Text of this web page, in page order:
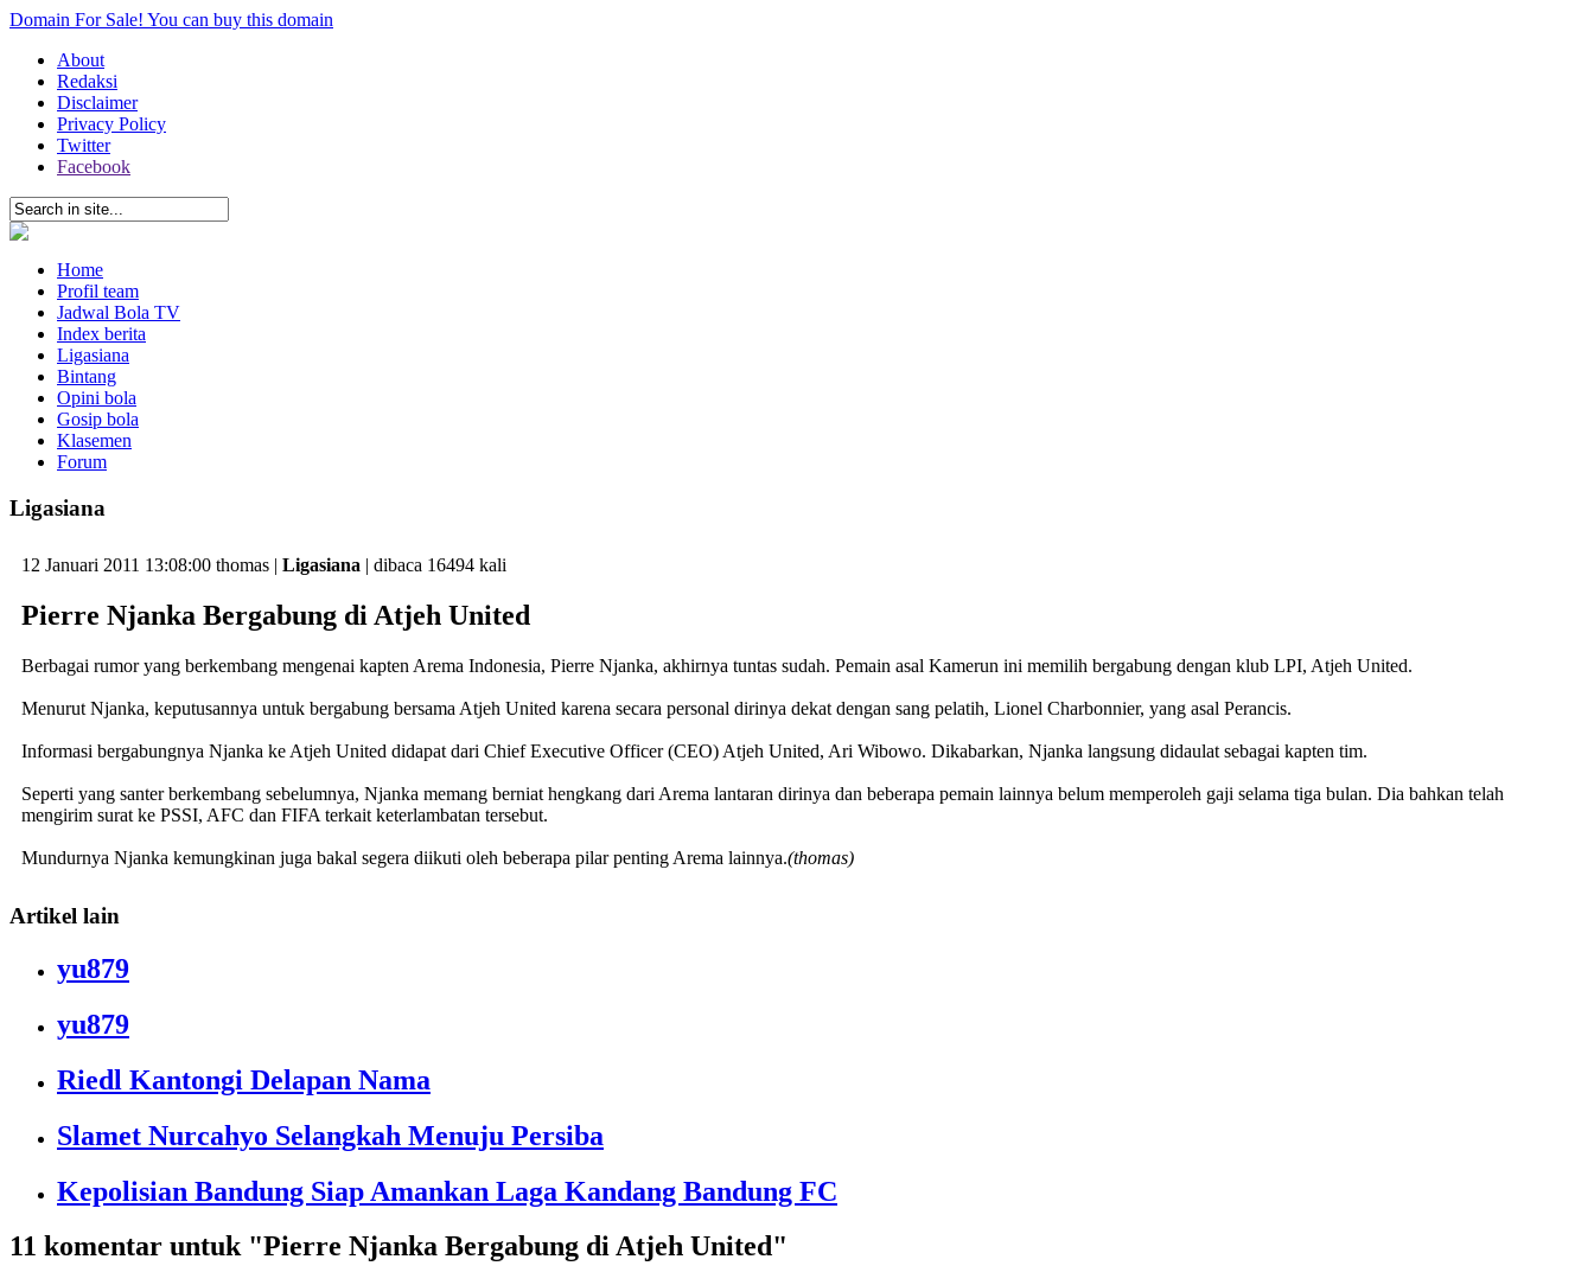
Domain For Sale! You can buy this domain
About
Redaksi
Disclaimer
Privacy Policy
Twitter
Facebook
Home
Profil team
Jadwal Bola TV
Index berita
Ligasiana
Bintang
Opini bola
Gosip bola
Klasemen
Forum
Ligasiana
12 Januari 2011 13:08:00 thomas | Ligasiana | dibaca 16494 kali
Pierre Njanka Bergabung di Atjeh United
Berbagai rumor yang berkembang mengenai kapten Arema Indonesia, Pierre Njanka, akhirnya tuntas sudah. Pemain asal Kamerun ini memilih bergabung dengan klub LPI, Atjeh United.
Menurut Njanka, keputusannya untuk bergabung bersama Atjeh United karena secara personal dirinya dekat dengan sang pelatih, Lionel Charbonnier, yang asal Perancis.
Informasi bergabungnya Njanka ke Atjeh United didapat dari Chief Executive Officer (CEO) Atjeh United, Ari Wibowo. Dikabarkan, Njanka langsung didaulat sebagai kapten tim.
Seperti yang santer berkembang sebelumnya, Njanka memang berniat hengkang dari Arema lantaran dirinya dan beberapa pemain lainnya belum memperoleh gaji selama tiga bulan. Dia bahkan telah
mengirim surat ke PSSI, AFC dan FIFA terkait keterlambatan tersebut.
Mundurnya Njanka kemungkinan juga bakal segera diikuti oleh beberapa pilar penting Arema lainnya.(thomas)
Artikel lain
yu879
yu879
Riedl Kantongi Delapan Nama
Slamet Nurcahyo Selangkah Menuju Persiba
Kepolisian Bandung Siap Amankan Laga Kandang Bandung FC
11 komentar untuk "Pierre Njanka Bergabung di Atjeh United"